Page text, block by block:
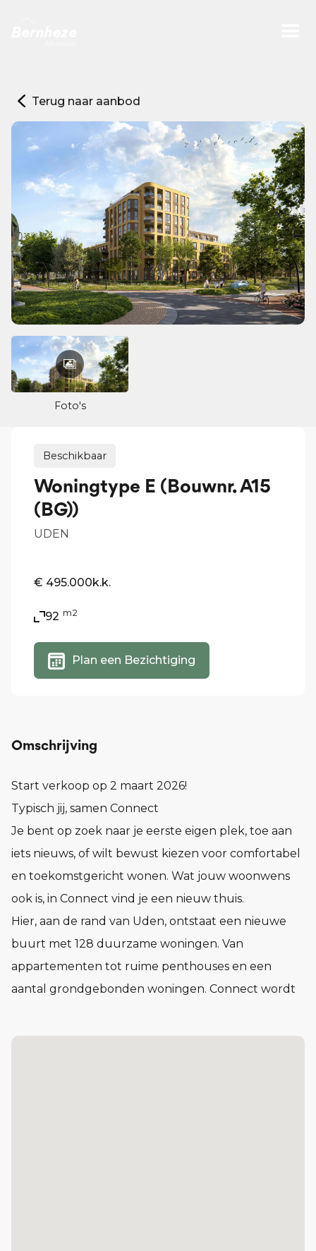
Terug naar aanbod
Foto's
Beschikbaar
Woningtype E (Bouwnr. A15
(BG))
UDEN
€ 495.000k.k.
92 m2
Plan een Bezichtiging
Omschrijving
Start verkoop op 2 maart 2026!
Typisch jij, samen Connect
Je bent op zoek naar je eerste eigen plek, toe aan
iets nieuws, of wilt bewust kiezen voor comfortabel
en toekomstgericht wonen. Wat jouw woonwens
ook is, in Connect vind je een nieuw thuis.
Hier, aan de rand van Uden, ontstaat een nieuwe
buurt met 128 duurzame woningen. Van
appartementen tot ruime penthouses en een
aantal grondgebonden woningen. Connect wordt
kent, nog voor je er woont.